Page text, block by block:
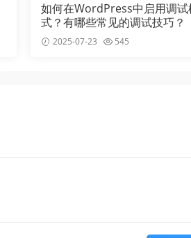
如何在WordPress中启用调试
式？有哪些常见的调试技巧？
2025-07-23 545